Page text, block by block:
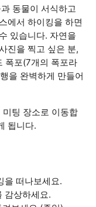
동물이 서식하고
에서 하이킹을 하면
있습니다. 자연을
진을 찍고 싶은 분,
폭포(7개의 폭포라
을 완벽하게 만들어
팅 장소로 이동합
됩니다.
을 떠나보세요.
감상하세요.